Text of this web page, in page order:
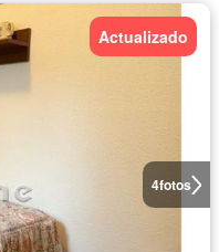
4fotos
Actualizado